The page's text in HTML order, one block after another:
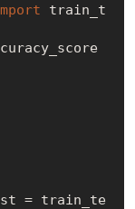
train_t
= train_te